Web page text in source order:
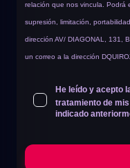
relación que nos vincula. Podrá
supresión, limitación,
dirección AV/ DIAGONAL, 131,
un correo a la dirección
He leído y acepto
tratamiento de
indicado